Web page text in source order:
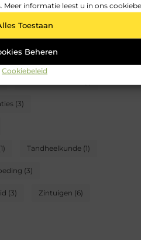
Meer informatie leest u in ons
Toestaan
Beheren
Cookiebeleid
(2) Fitness(7)
Geneeskunde(1)
(3)
Tandheelkunde (1)
(3)
(3) Zintuigen (6)